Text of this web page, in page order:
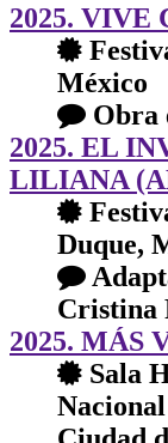
2025. VIVE
México
Obra
2025. EL
LILIANA
Duque,
Cristina
2025. MÁS
Sala